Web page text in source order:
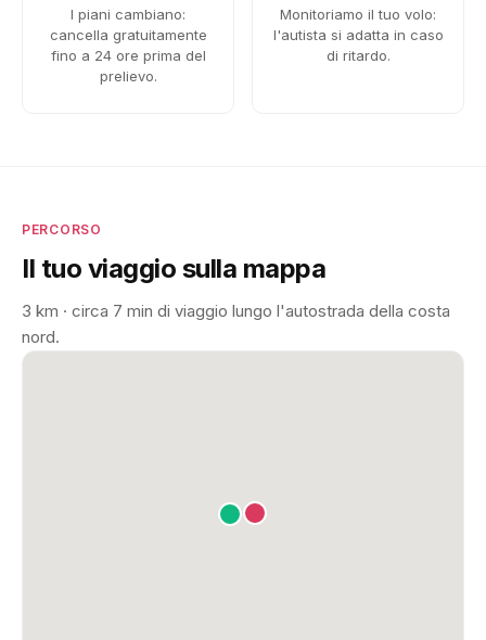
I piani cambiano:
cancella gratuitamente
fino a 24 ore prima del
prelievo.
Monitoriamo il tuo volo:
l'autista si adatta in caso
di ritardo.
PERCORSO
Il tuo viaggio sulla mappa
3 km · circa 7 min di viaggio lungo l'autostrada della costa
nord.